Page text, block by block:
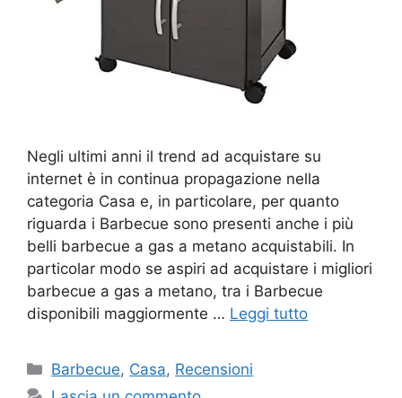
Negli ultimi anni il trend ad acquistare su
internet è in continua propagazione nella
categoria Casa e, in particolare, per quanto
riguarda i Barbecue sono presenti anche i più
belli barbecue a gas a metano acquistabili. In
particolar modo se aspiri ad acquistare i migliori
barbecue a gas a metano, tra i Barbecue
disponibili maggiormente … Leggi tutto
Categorie
Barbecue, Casa, Recensioni